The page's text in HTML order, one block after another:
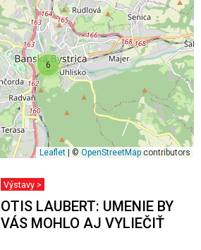
6
Leaflet | © OpenStreetMap contributors
Výstavy >
OTIS LAUBERT: UMENIE BY
VÁS MOHLO AJ VYLIEČIŤ